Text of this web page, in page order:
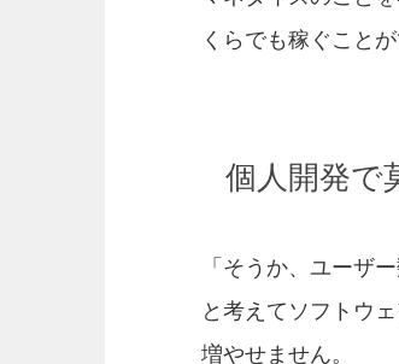
くらでも稼ぐこと
個人開発で
「そうか、ユーザ
と考えてソフトウ
増やせません。